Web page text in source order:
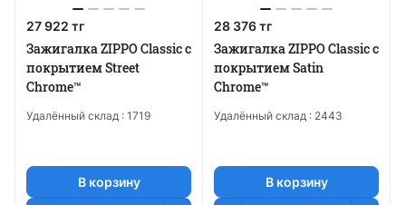
27 922 тг
Зажигалка ZIPPO Classic с
покрытием Street
Chrome™
Удалённый склад : 1719
В корзину
28 376 тг
Зажигалка ZIPPO Classic с
покрытием Satin
Chrome™
Удалённый склад : 2443
В корзину